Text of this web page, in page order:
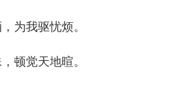
为我驱忧烦。
顿觉天地暄。